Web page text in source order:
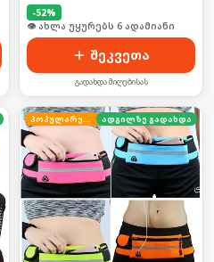
-52%
🛒 ბოლო 24სთ-ში იყიდა 12-მა
შეკვეთა
გადახდა მიღებისას
პოპულარული ადგილზე გადახდა